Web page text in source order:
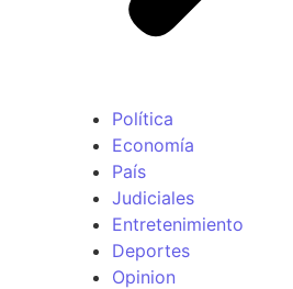
Política
Economía
País
Judiciales
Entretenimiento
Deportes
Opinion